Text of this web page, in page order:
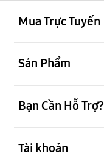
Mua Trực Tuyến
Sản Phẩm
Bạn Cần Hỗ Trợ?
Tài khoản